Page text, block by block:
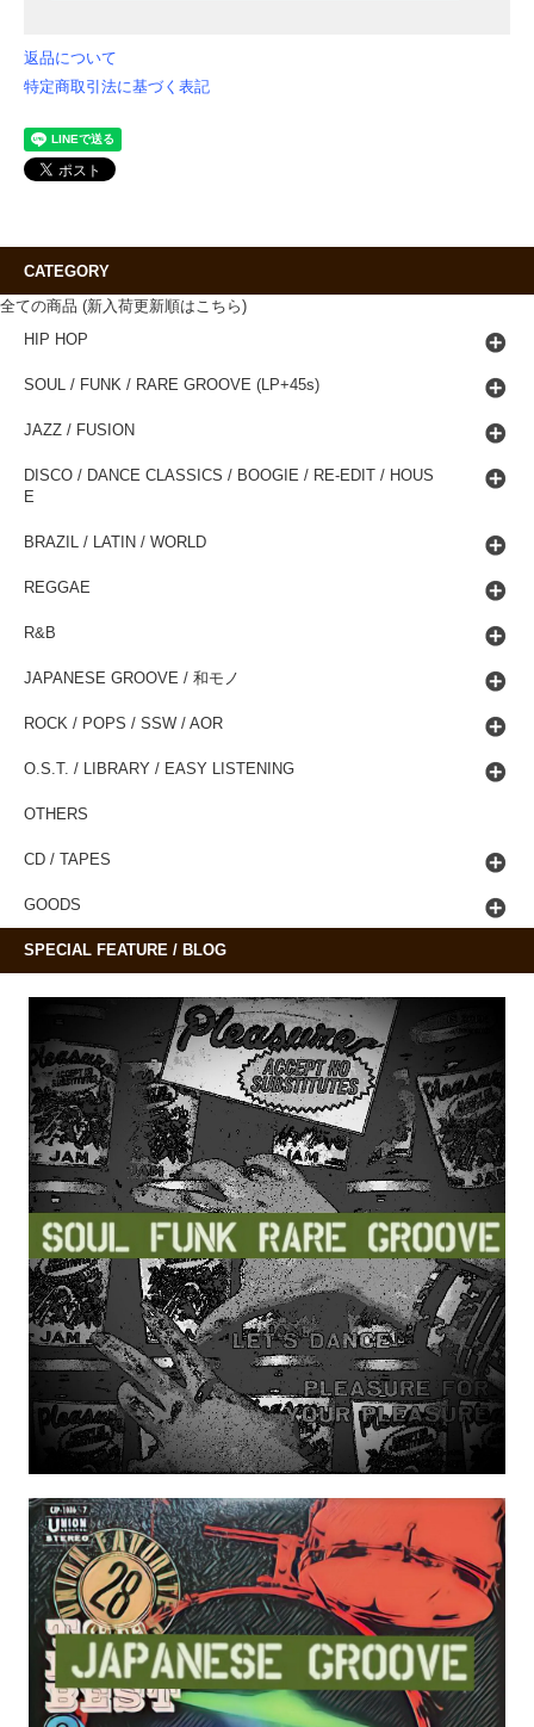
返品について
特定商取引法に基づく表記
CATEGORY
全ての商品 (新入荷更新順はこちら)
HIP HOP
SOUL / FUNK / RARE GROOVE (LP+45s)
JAZZ / FUSION
DISCO / DANCE CLASSICS / BOOGIE / RE-EDIT / HOUS
E
BRAZIL / LATIN / WORLD
REGGAE
R&B
JAPANESE GROOVE / 和モノ
ROCK / POPS / SSW / AOR
O.S.T. / LIBRARY / EASY LISTENING
OTHERS
CD / TAPES
GOODS
SPECIAL FEATURE / BLOG